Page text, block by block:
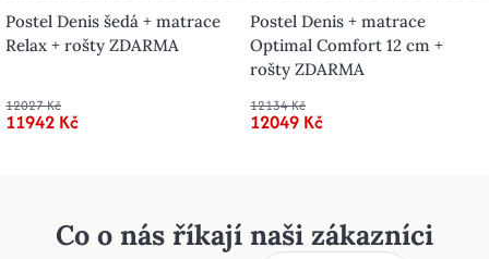
Postel Denis šedá + matrace
Relax + rošty ZDARMA
12027 Kč
11942 Kč
Postel Denis + matrace
Optimal Comfort 12 cm +
rošty ZDARMA
12134 Kč
12049 Kč
Co o nás říkají naši zákazníci